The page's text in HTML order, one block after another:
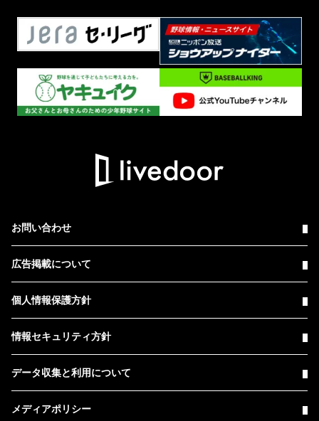
お問い合わせ
広告掲載について
個人情報保護方針
情報セキュリティ方針
データ収集と利用について
メディアポリシー